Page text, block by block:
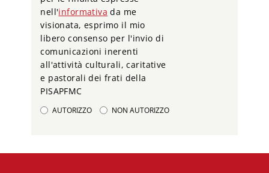
nell'informativa da me
visionata, esprimo il mio
libero consenso per l'invio di
comunicazioni inerenti
all'attività culturali, caritative
e pastorali dei frati della
PISAPFMC
AUTORIZZO NON AUTORIZZO